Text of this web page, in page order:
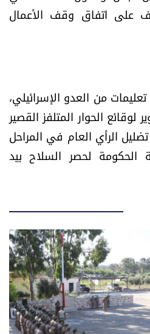
على اتفاق وقف الأعمال
من العدو الإسرائيلي،
الحوار المتلفز القصير
الرأي العام في المراحل
لحصر السلاح بيد